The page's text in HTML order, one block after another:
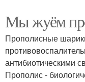
Мы жуём
Прополисные
антибиотическими
Прополис -